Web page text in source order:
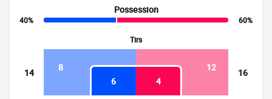
Possession
40%
60%
Tirs
14 8
12
6
4
16